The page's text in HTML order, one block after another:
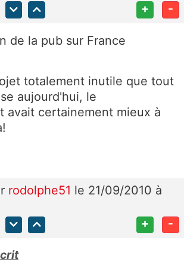
+ -
de la pub sur France
totalement inutile que tout
aujourd'hui, le
avait certainement mieux à
rodolphe51 le 21/09/2010 à
+ -